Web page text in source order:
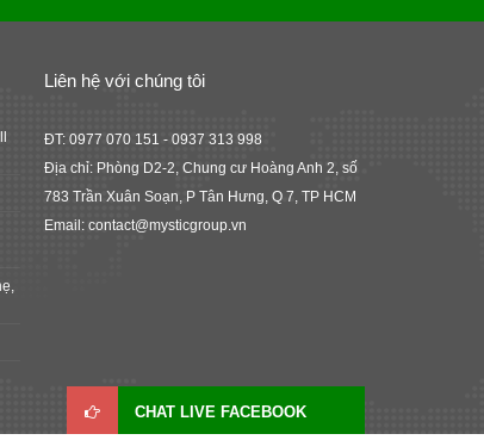
Liên hệ với chúng tôi
ĐT: 0977 070 151 - 0937 313 998
Địa chỉ: Phòng D2-2, Chung cư Hoàng Anh 2, số
783 Trần Xuân Soạn, P Tân Hưng, Q 7, TP HCM
Email: contact@mysticgroup.vn
CHAT LIVE FACEBOOK